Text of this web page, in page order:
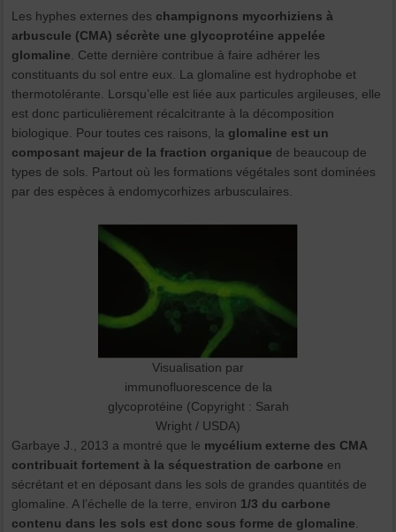
Les hyphes externes des champignons mycorhiziens à
arbuscule (CMA) sécrète une glycoprotéine appelée
glomaline. Cette dernière contribue à faire adhérer les
constituants du sol entre eux. La glomaline est hydrophobe et
thermotolérante. Lorsqu’elle est liée aux particules argileuses, elle
est donc particulièrement récalcitrante à la décomposition
biologique. Pour toutes ces raisons, la glomaline est un
composant majeur de la fraction organique de beaucoup de
types de sols. Partout où les formations végétales sont dominées
par des espèces à endomycorhizes arbusculaires.
Visualisation par
immunofluorescence de la
glycoprotéine (Copyright : Sarah
Wright / USDA)
Garbaye J., 2013 a montré que le mycélium externe des CMA
contribuait fortement à la séquestration de carbone en
sécrétant et en déposant dans les sols de grandes quantités de
glomaline. A l’échelle de la terre, environ 1/3 du carbone
contenu dans les sols est donc sous forme de glomaline.